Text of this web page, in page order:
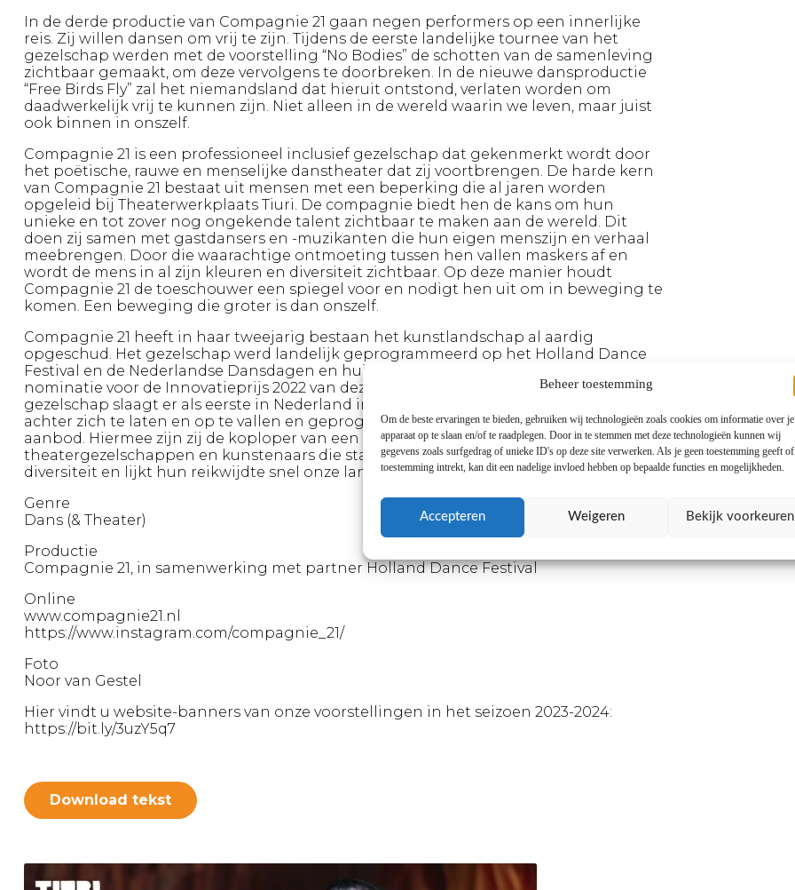
Beheer toestemming
Om de beste ervaringen te bieden, gebruiken wij technologieën zoals cookies om informatie over je
apparaat op te slaan en/of te raadplegen. Door in te stemmen met deze technologieën kunnen wij
gegevens zoals surfgedrag of unieke ID's op deze site verwerken. Als je geen toestemming geeft
toestemming intrekt, kan dit een nadelige invloed hebben op bepaalde functies en mogelijkheden.
Accepteren Weigeren Bekijk voorkeuren
In de derde productie van Compagnie 21 gaan negen performers op een innerlijke
reis. Zij willen dansen om vrij te zijn. Tijdens de eerste landelijke tournee van het
gezelschap werden met de voorstelling “No Bodies” de schotten van de samenleving
zichtbaar gemaakt, om deze vervolgens te doorbreken. In de nieuwe dansproductie
“Free Birds Fly” zal het niemandsland dat hieruit ontstond, verlaten worden om
daadwerkelijk vrij te kunnen zijn. Niet alleen in de wereld waarin we leven, maar juist
ook binnen in onszelf.
Compagnie 21 is een professioneel inclusief gezelschap dat gekenmerkt wordt door
het poëtische, rauwe en menselijke danstheater dat zij voortbrengen. De harde kern
van Compagnie 21 bestaat uit mensen met een beperking die al jaren worden
opgeleid bij Theaterwerkplaats Tiuri. De compagnie biedt hen de kans om hun
unieke en tot zover nog ongekende talent zichtbaar te maken aan de wereld. Dit
doen zij samen met gastdansers en -muzikanten die hun eigen menszijn en verhaal
meebrengen. Door die waarachtige ontmoeting tussen hen vallen maskers af en
wordt de mens in al zijn kleuren en diversiteit zichtbaar. Op deze manier houdt
Compagnie 21 de toeschouwer een spiegel voor en nodigt hen uit om in beweging te
komen. Een beweging die groter is dan onszelf.
Compagnie 21 heeft in haar tweejarig bestaan het kunstlandschap al aardig
opgeschud. Het gezelschap werd landelijk geprogrammeerd op het Holland Dance
Festival en de Nederlandse Dansdagen en huischoreograaf Jordy Dik ontving een
nominatie voor de Innovatieprijs 2022 van dezelfde Nederlandse Dansdagen. Het
gezelschap slaagt er als eerste in Nederland in om de niche van de inclusieve kunst
achter zich te laten en op te vallen en geprogrammeerd te worden in het reguliere
aanbod. Hiermee zijn zij de koploper van een nieuwe generatie
theatergezelschappen en kunstenaars die staan voor menselijkheid, inclusiviteit en
diversiteit en lijkt hun reikwijdte snel onze landgrenzen te gaan ontstijgen.
Genre
Dans (& Theater)
Productie
Compagnie 21, in samenwerking met partner Holland Dance Festival
Online
www.compagnie21.nl
https://www.instagram.com/compagnie_21/
Foto
Noor van Gestel
Hier vindt u website-banners van onze voorstellingen in het seizoen 2023-2024:
https://bit.ly/3uzY5q7
Download tekst